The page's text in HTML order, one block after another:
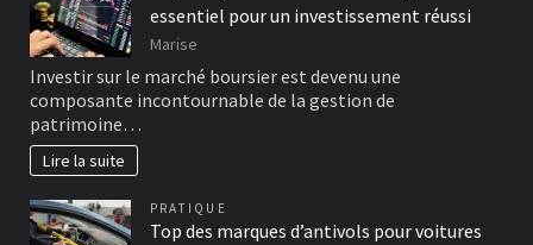
essentiel pour un investissement réussi
Marise
Investir sur le marché boursier est devenu une
composante incontournable de la gestion de
patrimoine…
Lire la suite
PRATIQUE
Top des marques d’antivols pour voitures